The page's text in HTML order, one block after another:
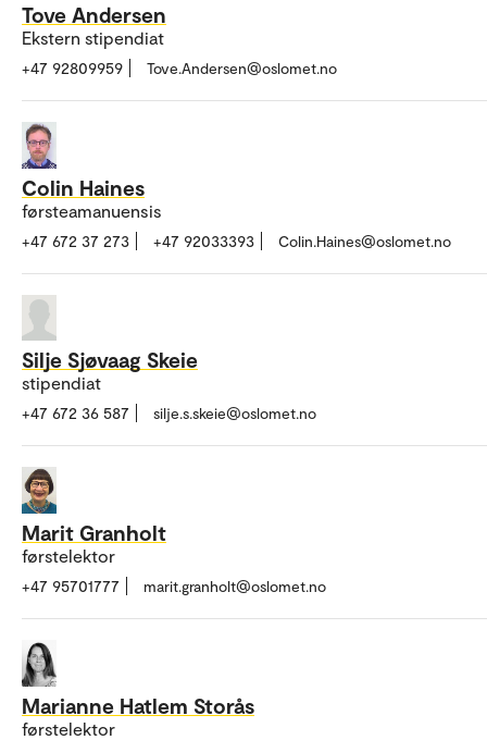
Tove Andersen
Ekstern stipendiat
+47 92809959 Tove.Andersen@oslomet.no
Colin Haines
førsteamanuensis
+47 672 37 273 +47 92033393 Colin.Haines@oslomet.no
Silje Sjøvaag Skeie
stipendiat
+47 672 36 587 silje.s.skeie@oslomet.no
Marit Granholt
førstelektor
+47 95701777 marit.granholt@oslomet.no
Marianne Hatlem Storås
førstelektor